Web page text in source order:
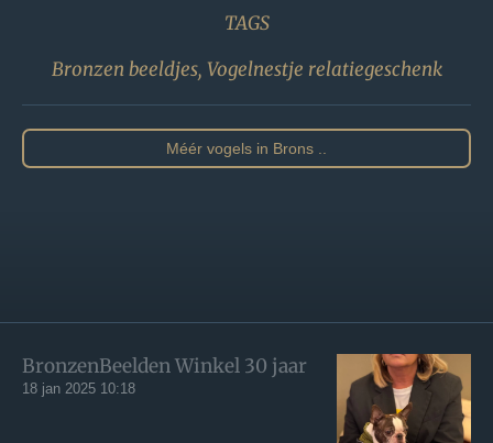
TAGS
Bronzen beeldjes, Vogelnestje relatiegeschenk
Méér vogels in Brons ..
BronzenBeelden Winkel 30 jaar
18 jan 2025 10:18